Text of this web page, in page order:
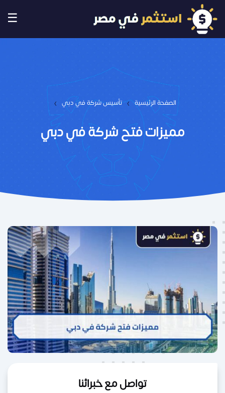
☰
الصفحة الرئيسية › تأسيس شركة في دبي ›
مميزات فتح شركة في دبي
تواصل مع خبرائنا